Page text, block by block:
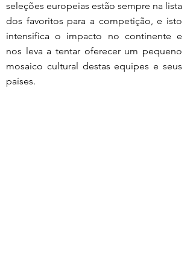
seleções europeias estão sempre na lista
dos favoritos para a competição, e isto
intensifica o impacto no continente e
nos leva a tentar oferecer um pequeno
mosaico cultural destas equipes e seus
países.